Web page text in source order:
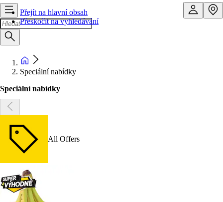
Přejít na hlavní obsah
Přeskočit na vyhledávání
Speciální nabídky
Speciální nabídky
All Offers